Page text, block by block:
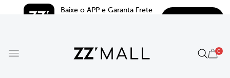
Baixe o APP e Garanta Frete
0